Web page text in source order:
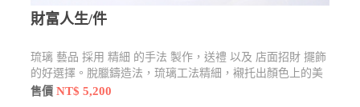
財富人生/件
琉璃 藝品 採用 精細 的手法 製作，送禮 以及 店面招財 擺飾
的好選擇。脫臘鑄造法，琉璃工法精細，襯托出顏色上的美
感
售價NT$ 5,200